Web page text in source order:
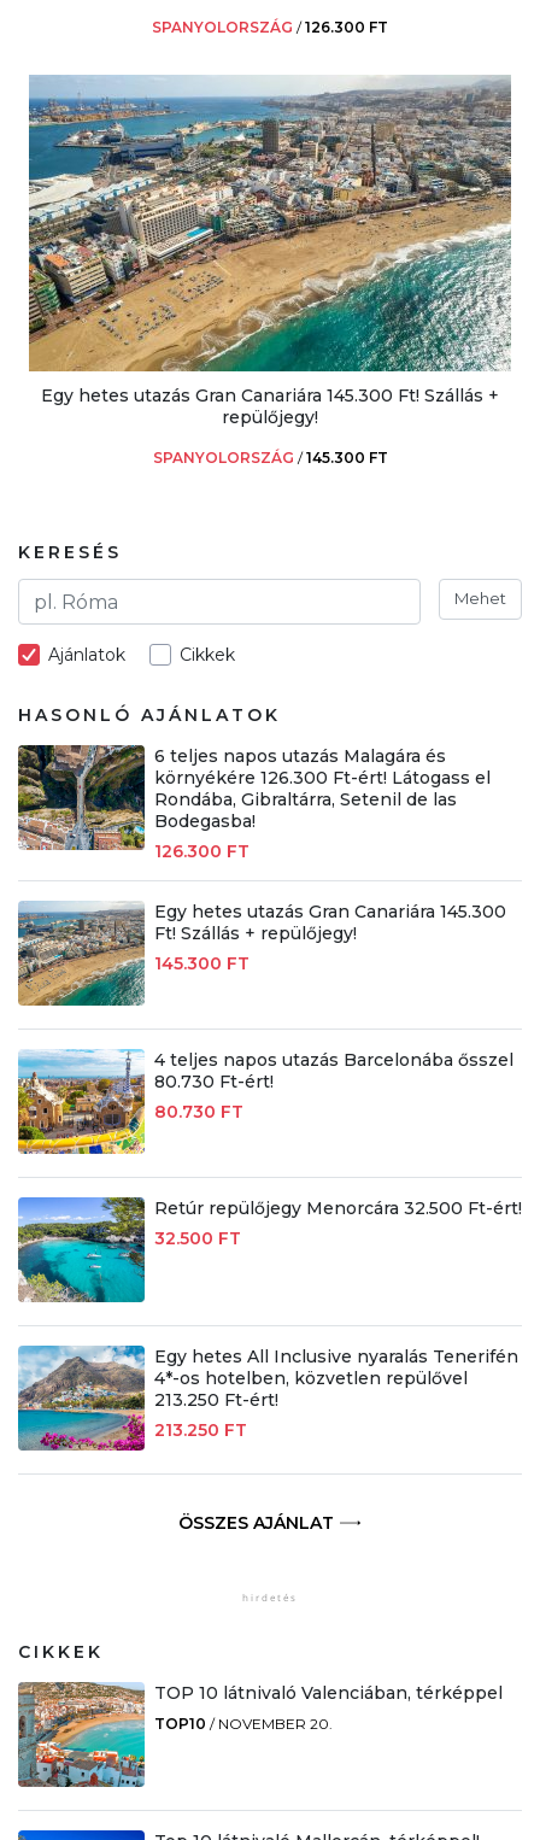
SPANYOLORSZÁG /126.300 FT
Egy hetes utazás Gran Canariára 145.300 Ft! Szállás +
repülőjegy!
SPANYOLORSZÁG /145.300 FT
KERESÉS
Mehet
Ajánlatok Cikkek
HASONLÓ AJÁNLATOK
6 teljes napos utazás Malagára és
környékére 126.300 Ft-ért! Látogass el
Rondába, Gibraltárra, Setenil de las
Bodegasba!
126.300 FT
Egy hetes utazás Gran Canariára 145.300
Ft! Szállás + repülőjegy!
145.300 FT
4 teljes napos utazás Barcelonába ősszel
80.730 Ft-ért!
80.730 FT
Retúr repülőjegy Menorcára 32.500 Ft-ért!
32.500 FT
Egy hetes All Inclusive nyaralás Tenerifén
4*-os hotelben, közvetlen repülővel
213.250 Ft-ért!
213.250 FT
ÖSSZES AJÁNLAT
CIKKEK
TOP 10 látnivaló Valenciában, térképpel
TOP10 / NOVEMBER 20.